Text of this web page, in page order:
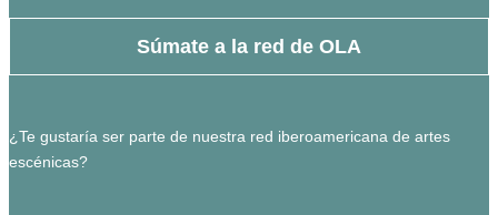
Súmate a la red de OLA
¿Te gustaría ser parte de nuestra red iberoamericana de artes
escénicas?